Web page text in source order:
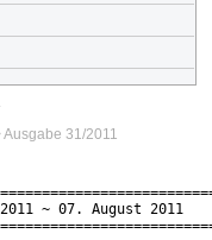
Ausgabe 31/2011
~ 07. August 2011